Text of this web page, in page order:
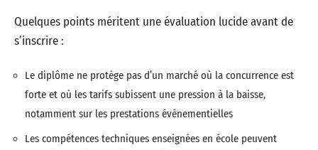
Quelques points méritent une évaluation lucide avant de
s’inscrire :
Le diplôme ne protège pas d’un marché où la concurrence est
forte et où les tarifs subissent une pression à la baisse,
notamment sur les prestations événementielles
Les compétences techniques enseignées en école peuvent